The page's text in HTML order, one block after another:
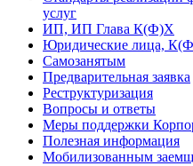
услуг
ИП, ИП Глава К(Ф)Х
Юридические лица,
Самозанятым
Предварительная заявка
Реструктуризация
Вопросы и ответы
Меры поддержки
Полезная информация
Мобилизованным